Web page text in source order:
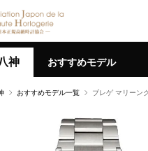
神 おすすめモデル
おすすめモデル一覧 ブレゲ マリーン